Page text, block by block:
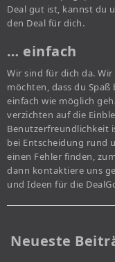
Deal gut ist, kannst du
den Deal für dich.
… einfach
Wir sind für dich da.
möchten, dass du
einfach wie möglich
verzichten auf die
Benutzerfreundlichkeit
bei Entscheidung rund
einen Fehler finden,
dann kontaktiere uns
und Ideen für die
Neueste